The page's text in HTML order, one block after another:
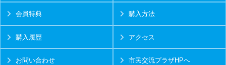
会員特典 購入方法
購入履歴 アクセス
お問い合わせ 市民交流プラザHPへ